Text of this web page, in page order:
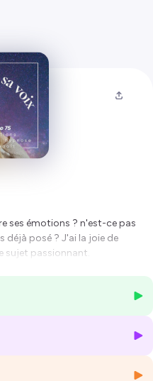
ses émotions ? n'est-ce pas
déjà posé ? J'ai la joie de
sujet passionnant.
le dernier épisode que l'on a
être en hypnose, le lien est